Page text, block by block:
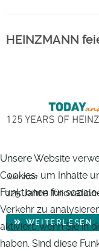
HEINZMANN
Juni 2022
125 Jahre
WEITERLESEN ...
Unsere Website
Cookies, um Inhalte
Funktionen für
Verkehr zu
aktiviert, wenn Sie in
haben. Sind diese